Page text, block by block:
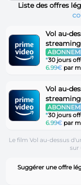
Liste des offres
Vol au-
*30 jours
6.99€ par
Vol au-
*30 jours
6.99€ par
Le film Vol au-dessus
sur
Suggérer une offre